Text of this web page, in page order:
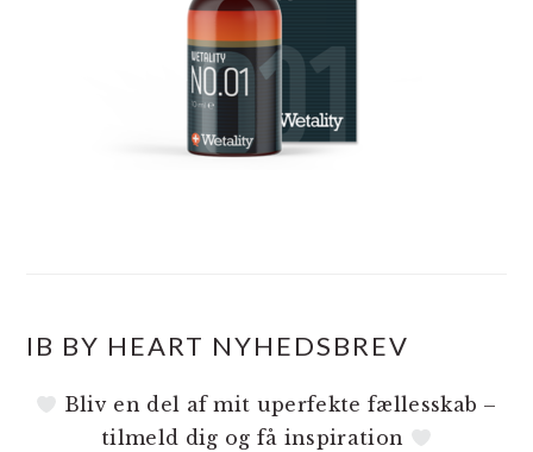
IB BY HEART NYHEDSBREV
Bliv en del af mit uperfekte fællesskab –
tilmeld dig og få inspiration